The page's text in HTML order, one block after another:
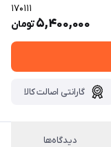
170111
5,400,000تومان
گارانتی اصالت کالا
دیدگاه‌ها